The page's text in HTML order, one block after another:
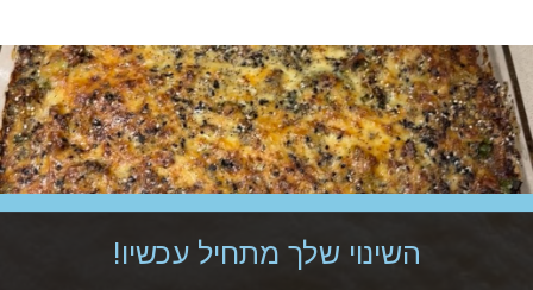
השינוי שלך מתחיל עכשיו!